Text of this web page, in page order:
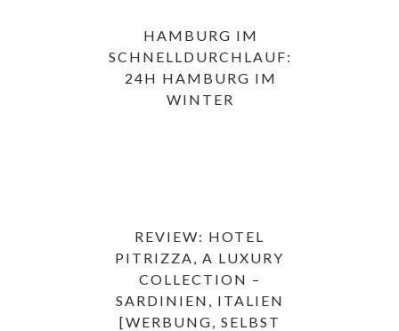
HAMBURG IM
SCHNELLDURCHLAUF:
24H HAMBURG IM
WINTER
REVIEW: HOTEL
PITRIZZA, A LUXURY
COLLECTION –
SARDINIEN, ITALIEN
[WERBUNG, SELBST